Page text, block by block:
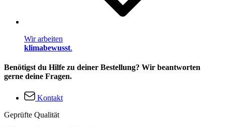
Wir arbeiten
klimabewusst.
Benötigst du Hilfe zu deiner Bestellung? Wir beantworten
gerne deine Fragen.
Kontakt
Geprüfte Qualität